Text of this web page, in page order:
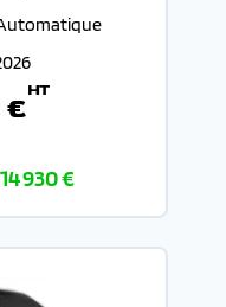
€
HT
14 930 €